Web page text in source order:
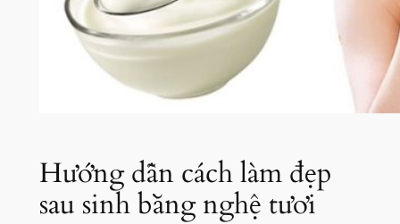
Hướng dẫn cách làm đẹp
sau sinh bằng nghệ tươi